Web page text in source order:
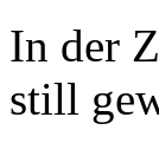
In der
still